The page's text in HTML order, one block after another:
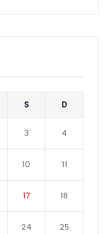
S D
3 4
10 11
17 18
24 25